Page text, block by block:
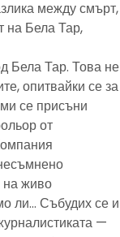
между смърт,
на Бела Тар,
Бела Тар. Това не
опитвайки се за
се присъни
от
живо
ли… Събудих се и
—